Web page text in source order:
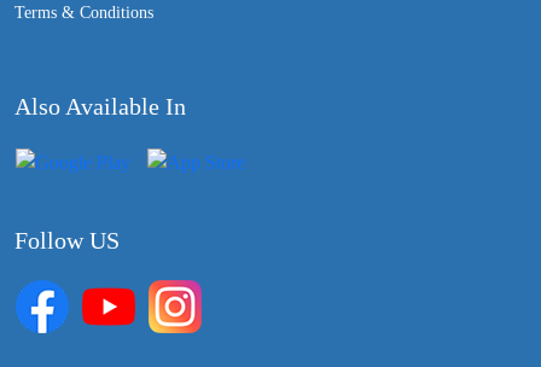
Terms & Conditions
Also Available In
Follow US